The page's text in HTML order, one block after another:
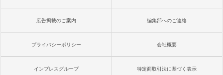
広告掲載のご案内 編集部へのご連絡
プライバシーポリシー 会社概要
インプレスグループ 特定商取引法に基づく表示